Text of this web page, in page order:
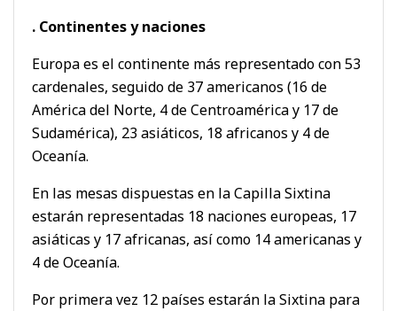
. Continentes y naciones
Europa es el continente más representado con 53
cardenales, seguido de 37 americanos (16 de
América del Norte, 4 de Centroamérica y 17 de
Sudamérica), 23 asiáticos, 18 africanos y 4 de
Oceanía.
En las mesas dispuestas en la Capilla Sixtina
estarán representadas 18 naciones europeas, 17
asiáticas y 17 africanas, así como 14 americanas y
4 de Oceanía.
Por primera vez 12 países estarán la Sixtina para